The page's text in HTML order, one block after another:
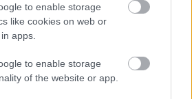
to enable storage
like cookies on web or
apps.
to enable storage
of the website or app.
είναι ο «εγκέφαλος» που εμπιστεύτηκε
η ενεργειακή αναβάθμιση - Γιατί